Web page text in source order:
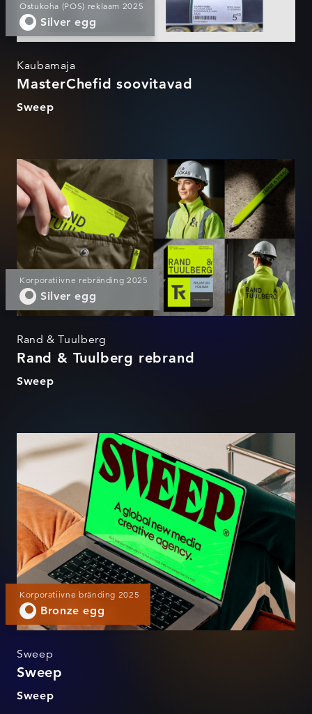
Ostukoha (POS) reklaam 2025
Silver egg
Kaubamaja
MasterChefid soovitavad
Sweep
Rand & Tuulberg rebrand
Korporatiivne rebränding 2025
Silver egg
Rand & Tuulberg
Rand & Tuulberg rebrand
Sweep
Sweep
Korporatiivne bränding 2025
Bronze egg
Sweep
Sweep
Sweep